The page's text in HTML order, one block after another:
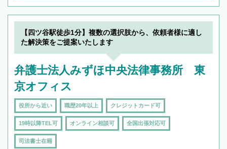
【四ツ谷駅徒歩1分】複数の選択肢から、依頼者様に適し
た解決策をご提案いたします
弁護士法人みずほ中央法律事務所 東
京オフィス
役所から近い 職歴20年以上 クレジットカード可
19時以降TEL可 オンライン相談可 全国出張対応可
司法書士在籍